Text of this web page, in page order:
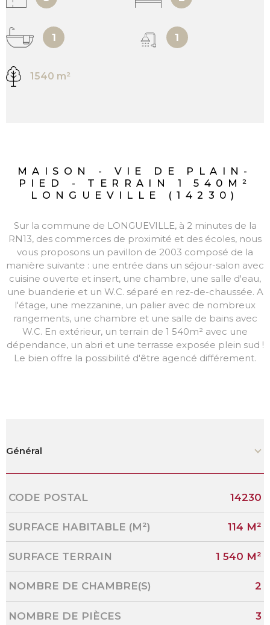
1 1
1540 m²
MAISON - VIE DE PLAIN-
PIED - TERRAIN 1 540M²
LONGUEVILLE (14230)
Sur la commune de LONGUEVILLE, à 2 minutes de la
RN13, des commerces de proximité et des écoles, nous
vous proposons un pavillon de 2003 composé de la
manière suivante : une entrée dans un séjour-salon avec
cuisine ouverte et insert, une chambre, une salle d'eau,
une buanderie et un W.C. séparé en rez-de-chaussée. A
l'étage, une mezzanine, un palier avec de nombreux
rangements, une chambre et une salle de bains avec
W.C. En extérieur, un terrain de 1 540m² avec une
dépendance, un abri et une terrasse exposée plein sud !
Le bien offre la possibilité d'être agencé différement.
Général
Caractérisque Valeurs
CODE POSTAL 14230
SURFACE HABITABLE (M²) 114 M²
SURFACE TERRAIN 1 540 M²
NOMBRE DE CHAMBRE(S) 2
NOMBRE DE PIÈCES 3